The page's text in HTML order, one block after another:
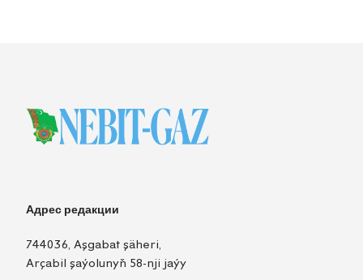
Адрес редакции
744036, Aşgabat şäheri,
Arçabil şaýolunyň 58-nji jaýy